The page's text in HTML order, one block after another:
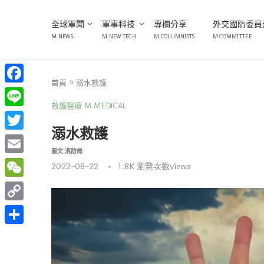
全球軍聞
M.NEWS
軍事科技
M.NEW TECH
專欄分享
M.COLUMNISTS
外交國防委
M COMMITTEE
首頁 » 溺水救護
救護醫療 M.MEDICAL
溺水救護
圖文:消防局
2022-08-22 1.8K瀏覽次數views
Facebook
Line
Twitter
Email
WeChat
Copy
Link